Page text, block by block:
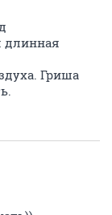
длинная
Гриша